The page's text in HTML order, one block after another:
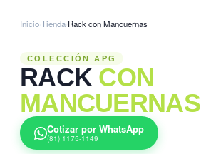
InicioTienda Rack con Mancuernas
COLECCIÓN APG
RACK CON
MANCUERNAS
Cotizar por WhatsApp
(81) 1175-1149